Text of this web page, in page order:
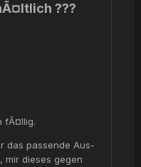
???
fÃ¤llig.
das passende Aus-
mir dieses gegen